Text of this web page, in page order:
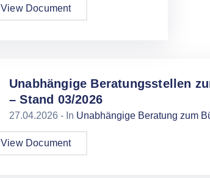
View Document
Unabhängige Beratungsstellen
– Stand 03/2026
27.04.2026 - In Unabhängige Beratung zum
View Document